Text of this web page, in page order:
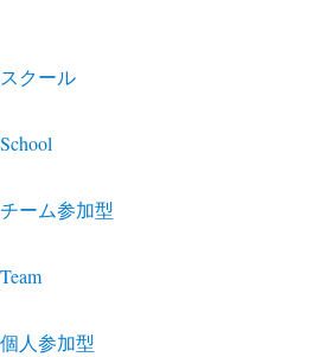
スクール
School
チーム参加型
Team
個人参加型